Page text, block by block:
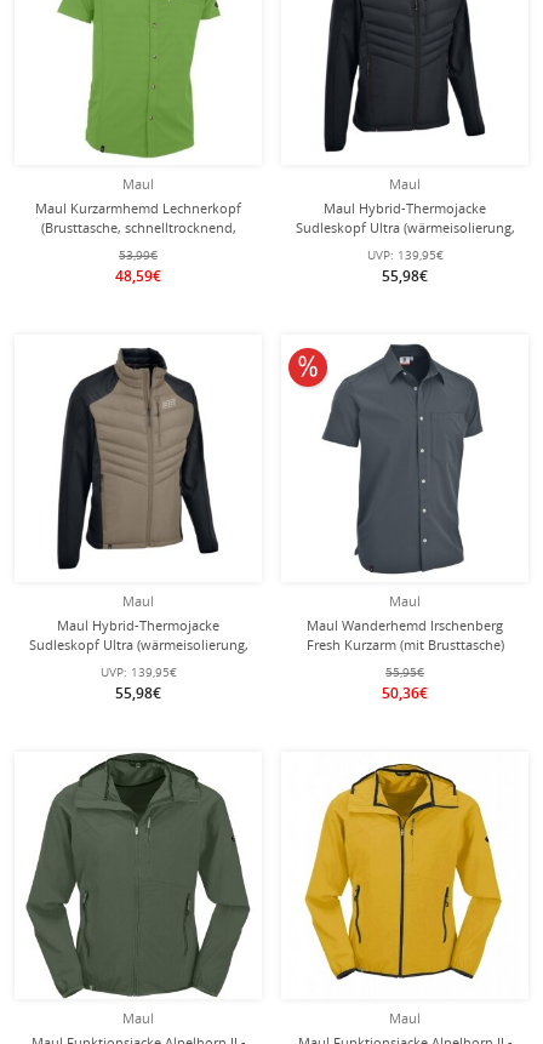
Maul
Maul Kurzarmhemd Lechnerkopf
(Brusttasche, schnelltrocknend,
sportlicher Schnitt) grün Herren
53,99€
48,59€
Maul
Maul Hybrid-Thermojacke
Sudleskopf Ultra (wärmeisolierung,
atmungsaktiv) schwarz Herren
UVP: 139,95€
55,98€
Maul
Maul Hybrid-Thermojacke
Sudleskopf Ultra (wärmeisolierung,
atmungsaktiv) beige/schwarz Herren
UVP: 139,95€
55,98€
Maul
Maul Wanderhemd Irschenberg
Fresh Kurzarm (mit Brusttasche)
dunkelgrau Herren
55,95€
50,36€
10% reduziert
Maul
Maul